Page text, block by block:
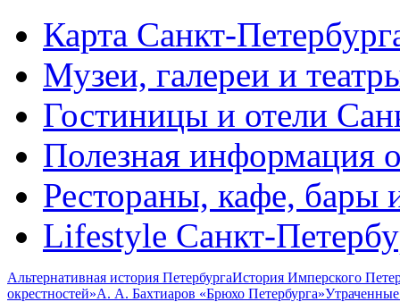
Карта Санкт-
Музеи, галереи и
Гостиницы и отели
Полезная информация
Рестораны, кафе, бары
Lifestyle Санкт-
Альтернативная история ПетербургаИстория Имперского
окрестностей»А. А. Бахтиаров «Брюхо Петербурга»